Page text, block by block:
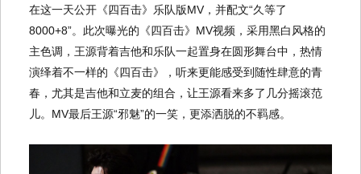
在这一天公开《四百击》乐队版MV，并配文“久等了
8000+8”。此次曝光的《四百击》MV视频，采用黑白风格的
主色调，王源背着吉他和乐队一起置身在圆形舞台中，热情
演绎着不一样的《四百击》，听来更能感受到随性肆意的青
春，尤其是吉他和立麦的组合，让王源看来多了几分摇滚范
儿。MV最后王源“邪魅”的一笑，更添洒脱的不羁感。